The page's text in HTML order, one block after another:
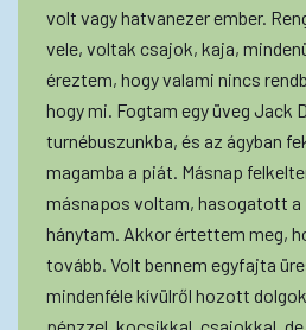
volt vagy hatvanezer ember.
vele, voltak csajok, kaja,
éreztem, hogy valami nincs
hogy mi. Fogtam egy üveg Jack
turnébuszunkba, és az ágyban
magamba a piát. Másnap
másnapos voltam, hasogatott a
hánytam. Akkor értettem meg,
tovább. Volt bennem egyfajta
mindenféle kívülről hozott